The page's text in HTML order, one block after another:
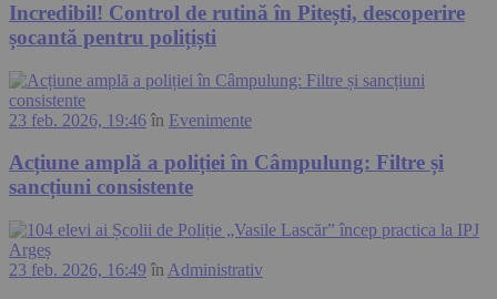
Incredibil! Control de rutină în Pitești, descoperire
șocantă pentru polițiști
23 feb. 2026, 19:46 în Evenimente
Acțiune amplă a poliției în Câmpulung: Filtre și
sancțiuni consistente
23 feb. 2026, 16:49 în Administrativ